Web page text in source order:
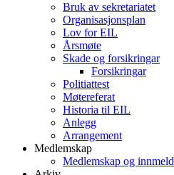
Bruk av sekretariatet
Organisasjonsplan
Lov for EIL
Årsmøte
Skade og forsikringar
Forsikringar
Politiattest
Møtereferat
Historia til EIL
Anlegg
Arrangement
Medlemskap
Medlemskap og